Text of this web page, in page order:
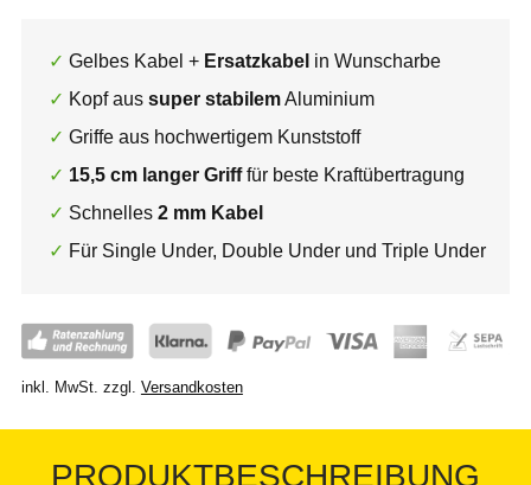
Gelbes Kabel + Ersatzkabel in Wunscharbe
Kopf aus super stabilemAluminium
Griffe aus hochwertigem Kunststoff
15,5 cm langer Grifffür beste Kraftübertragung
Schnelles 2 mm Kabel
Für Single Under, Double Under und Triple Under
inkl. MwSt. zzgl. Versandkosten
PRODUKTBESCHREIBUNG